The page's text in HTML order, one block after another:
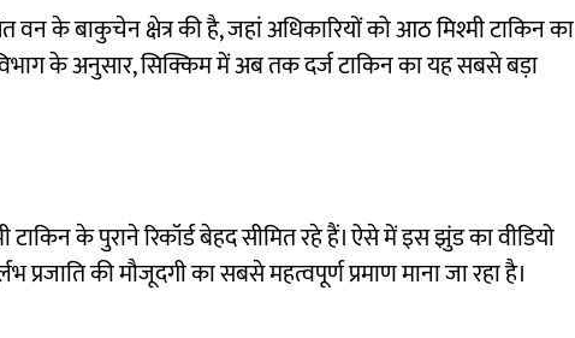
वन के बाकुचेन क्षेत्र की है, जहां अधिकारियों को आठ मिश्मी टाकिन का
के अनुसार, सिक्किम में अब तक दर्ज टाकिन का यह सबसे बड़ा
के पुराने रिकॉर्ड बेहद सीमित रहे हैं। ऐसे में इस झुंड का वीडियो
की मौजूदगी का सबसे महत्वपूर्ण प्रमाण माना जा रहा है।